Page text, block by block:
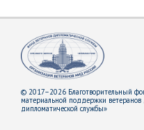
© 2017–2026 Благотворительный
материальной поддержки
дипломатической службы»